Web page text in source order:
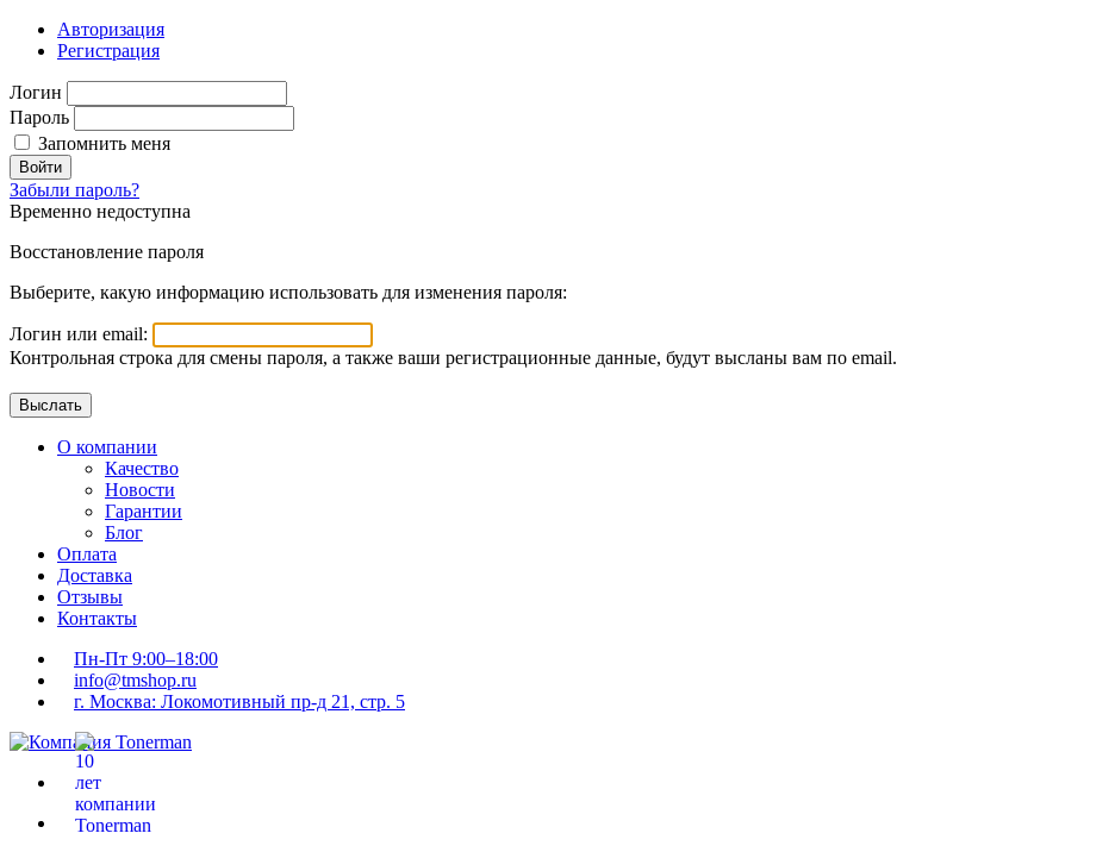
Авторизация
Регистрация
Логин
Пароль
Запомнить меня
Войти
Забыли пароль?
Временно недоступна
Восстановление пароля
Выберите, какую информацию использовать для изменения пароля:
Логин или email:
Контрольная строка для смены пароля, а также ваши регистрационные данные, будут высланы вам по email.
О компании
Качество
Новости
Гарантии
Блог
Оплата
Доставка
Отзывы
Контакты
Пн-Пт 9:00–18:00
info@tmshop.ru
г. Москва: Локомотивный пр-д 21, стр. 5